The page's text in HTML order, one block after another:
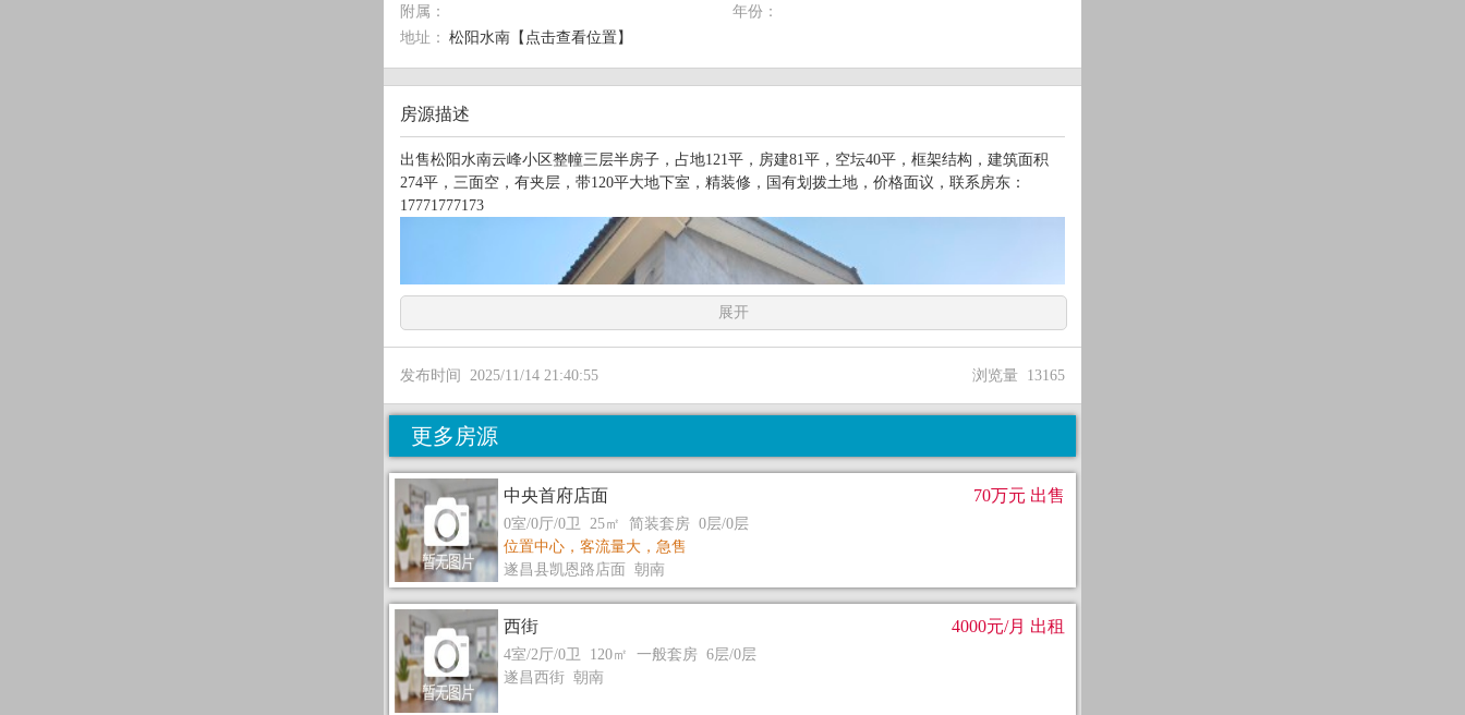
附属：
年份：
地址： 松阳水南【点击查看位置】
房源描述
出售松阳水南云峰小区整幢三层半房子，占地121平，房建81平，空坛40平，框架结构，建筑面积
274平，三面空，有夹层，带120平大地下室，精装修，国有划拨土地，价格面议，联系房东：
17771777173
展开
发布时间 2025/11/14 21:40:55 浏览量 13165
更多房源
中央首府店面
0室/0厅/0卫 25㎡ 简装套房 0层/0层
位置中心，客流量大，急售
遂昌县凯恩路店面 朝南
70万元 出售
西街
4室/2厅/0卫 120㎡ 一般套房 6层/0层
遂昌西街 朝南
4000元/月 出租